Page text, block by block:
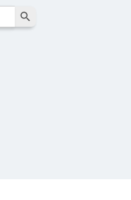
Search Button